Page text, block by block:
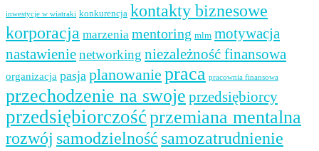
inwestycje w wiatraki konkurencja kontakty biznesowe
korporacja marzenia mentoring mlm motywacja
nastawienienetworking niezależność finansowa
organizacja pasja planowanie praca pracownia finansowa
przechodzenie na swoje przedsiębiorcy
przedsiębiorczośćprzemiana mentalna
rozwój samodzielność samozatrudnienie